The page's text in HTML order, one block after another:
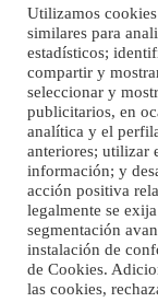
Ninfa perdida
El día 5 se los perdió
perdió por la zon...
Leales.org » Gran
Adopcion
Inicio
Aviso
Utilizamos
similares para
estadísticos;
compartir y
seleccionar y
publicitarios, en
analítica y el
anteriores; utilizar
información; y
acción positiva
legalmente se
segmentación
instalación de
de Cookies.
las cookies,